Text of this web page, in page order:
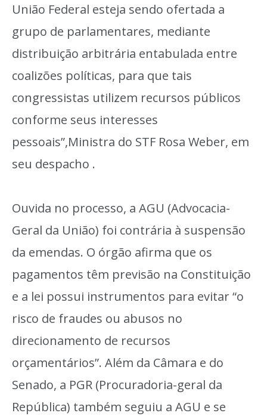
União Federal esteja sendo ofertada a
grupo de parlamentares, mediante
distribuição arbitrária entabulada entre
coalizões políticas, para que tais
congressistas utilizem recursos públicos
conforme seus interesses
pessoais”,Ministra do STF Rosa Weber, em
seu despacho .
Ouvida no processo, a AGU (Advocacia-
Geral da União) foi contrária à suspensão
da emendas. O órgão afirma que os
pagamentos têm previsão na Constituição
e a lei possui instrumentos para evitar “o
risco de fraudes ou abusos no
direcionamento de recursos
orçamentários”. Além da Câmara e do
Senado, a PGR (Procuradoria-geral da
República) também seguiu a AGU e se